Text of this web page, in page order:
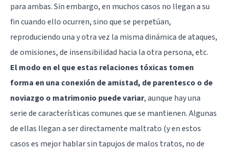
para ambas. Sin embargo, en muchos casos no llegan a su
fin cuando ello ocurren, sino que se perpetúan,
reproduciendo una y otra vez la misma dinámica de ataques,
de omisiones, de insensibilidad hacia la otra persona, etc.
El modo en el que estas relaciones tóxicas tomen
forma en una conexión de amistad, de parentesco o de
noviazgo o matrimonio puede variar, aunque hay una
serie de características comunes que se mantienen. Algunas
de ellas llegan a ser directamente maltrato (y en estos
casos es mejor hablar sin tapujos de malos tratos, no de